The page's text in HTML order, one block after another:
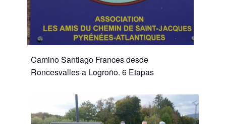
Camino Santiago Frances desde
Roncesvalles a Logroño. 6 Etapas